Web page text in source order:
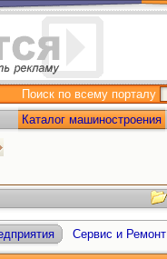
Поиск по всему порталу
Каталог машиностроения
Сервис и Ремонт